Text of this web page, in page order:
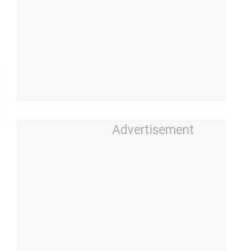
Advertisement